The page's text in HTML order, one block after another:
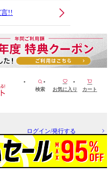
言!!
検索 お気に入り カート
ログイン/発行する